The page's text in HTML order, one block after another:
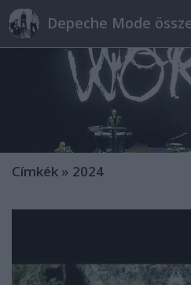
Depeche Mode
Címkék » 2024